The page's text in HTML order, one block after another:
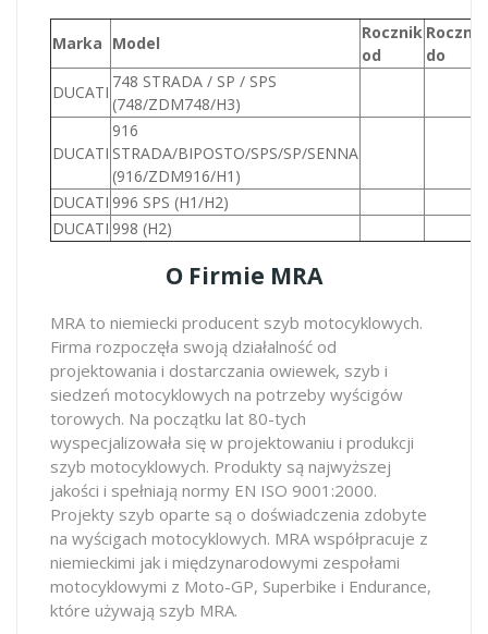
Marka Model
Rocznik
od
Rocznik
do
DUCATI
748 STRADA / SP / SPS
(748/ZDM748/H3)
DUCATI
916
STRADA/BIPOSTO/SPS/SP/SENNA
(916/ZDM916/H1)
DUCATI 996 SPS (H1/H2)
DUCATI 998 (H2)
O Firmie MRA
MRA to niemiecki producent szyb motocyklowych.
Firma rozpoczęła swoją działalność od
projektowania i dostarczania owiewek, szyb i
siedzeń motocyklowych na potrzeby wyścigów
torowych. Na początku lat 80-tych
wyspecjalizowała się w projektowaniu i produkcji
szyb motocyklowych. Produkty są najwyższej
jakości i spełniają normy EN ISO 9001:2000.
Projekty szyb oparte są o doświadczenia zdobyte
na wyścigach motocyklowych. MRA współpracuje z
niemieckimi jak i międzynarodowymi zespołami
motocyklowymi z Moto-GP, Superbike i Endurance,
które używają szyb MRA.